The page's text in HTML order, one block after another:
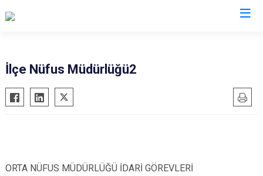
Atkaracalar
Bayramören
Ilgaz
Yapraklı
İlçe Nüfus Müdürlüğü2
ORTA NÜFUS MÜDÜRLÜĞÜ İDARİ GÖREVLERİ